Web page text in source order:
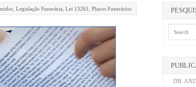
Legislação Funerária Lei 13261 Planos Funerários
DR.